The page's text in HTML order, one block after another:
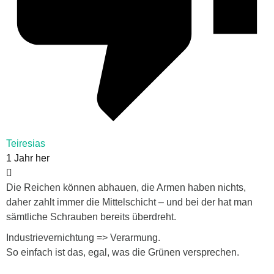
Teiresias
1 Jahr her
Die Reichen können abhauen, die Armen haben nichts,
daher zahlt immer die Mittelschicht – und bei der hat man
sämtliche Schrauben bereits überdreht.
Industrievernichtung => Verarmung.
So einfach ist das, egal, was die Grünen versprechen.